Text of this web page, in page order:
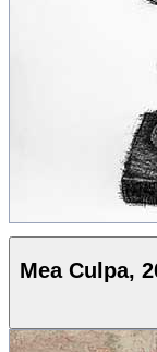
Mea Culpa,